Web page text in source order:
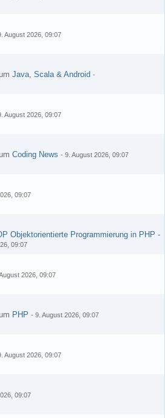
August 2026, 09:07
Java, Scala & Android -
August 2026, 09:07
Coding News - 9. August 2026, 09:07
09:07
Objektorientierte Programmierung in PHP -
09:07
2026, 09:07
PHP - 9. August 2026, 09:07
August 2026, 09:07
09:07